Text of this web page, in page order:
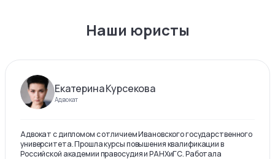
Наши юристы
Екатерина Курсекова
Адвокат
Адвокат с дипломом с отличием Ивановского государственного
университета. Прошла курсы повышения квалификации в
Российской академии правосудия и РАНХиГС. Работала